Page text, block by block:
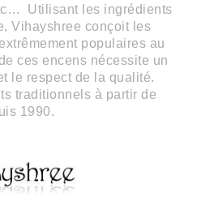
Utilisant les ingrédients
Vihayshree conçoit les
populaires au
ces encens nécessite un
le respect de la qualité.
traditionnels à partir de
1990.